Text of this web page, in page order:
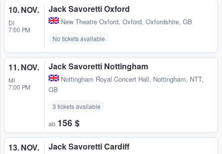
10. NOV.
DI
7:00 PM
Jack Savoretti Oxford
New Theatre Oxford, Oxford, Oxfordshire, GB
No tickets available
11. NOV.
MI
7:00 PM
Jack Savoretti Nottingham
Nottingham Royal Concert Hall, Nottingham, NTT,
GB
3 tickets available
ab 156 $
13. NOV. Jack Savoretti Cardiff